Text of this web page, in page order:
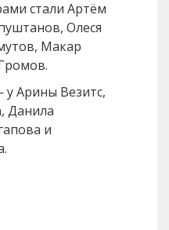
стали Артём
Олеся
Макар
Арины Везитс,
Данила
и